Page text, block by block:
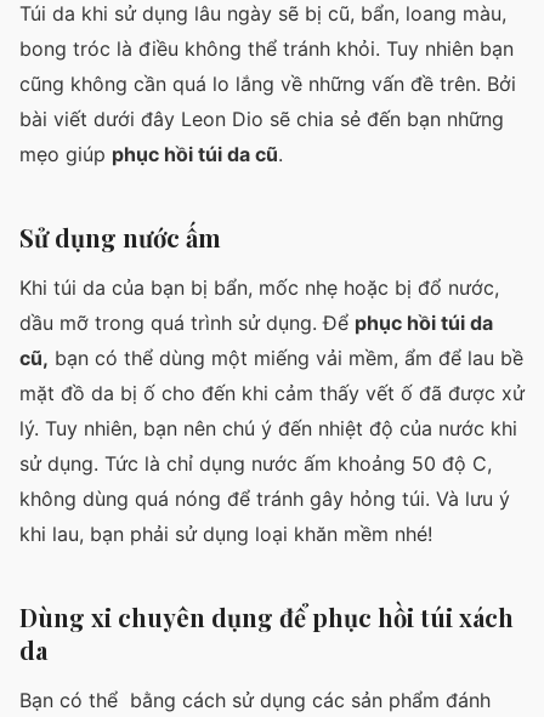
Túi da khi sử dụng lâu ngày sẽ bị cũ, bẩn, loang màu,
bong tróc là điều không thể tránh khỏi. Tuy nhiên bạn
cũng không cần quá lo lắng về những vấn đề trên. Bởi
bài viết dưới đây Leon Dio sẽ chia sẻ đến bạn những
mẹo giúp phục hồi túi da cũ.
Sử dụng nước ấm
Khi túi da của bạn bị bẩn, mốc nhẹ hoặc bị đổ nước,
dầu mỡ trong quá trình sử dụng. Để phục hồi túi da
cũ, bạn có thể dùng một miếng vải mềm, ẩm để lau bề
mặt đồ da bị ố cho đến khi cảm thấy vết ố đã được xử
lý. Tuy nhiên, bạn nên chú ý đến nhiệt độ của nước khi
sử dụng. Tức là chỉ dụng nước ấm khoảng 50 độ C,
không dùng quá nóng để tránh gây hỏng túi. Và lưu ý
khi lau, bạn phải sử dụng loại khăn mềm nhé!
Dùng xi chuyên dụng để phục hồi túi xách
da
Bạn có thể bằng cách sử dụng các sản phẩm đánh